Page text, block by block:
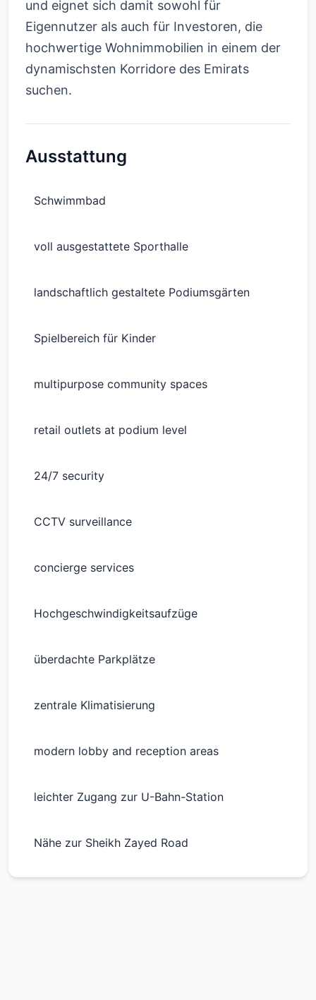
und eignet sich damit sowohl für
Eigennutzer als auch für Investoren, die
hochwertige Wohnimmobilien in einem der
dynamischsten Korridore des Emirats
suchen.
Ausstattung
Schwimmbad
voll ausgestattete Sporthalle
landschaftlich gestaltete Podiumsgärten
Spielbereich für Kinder
multipurpose community spaces
retail outlets at podium level
24/7 security
CCTV surveillance
concierge services
Hochgeschwindigkeitsaufzüge
überdachte Parkplätze
zentrale Klimatisierung
modern lobby and reception areas
leichter Zugang zur U-Bahn-Station
Nähe zur Sheikh Zayed Road